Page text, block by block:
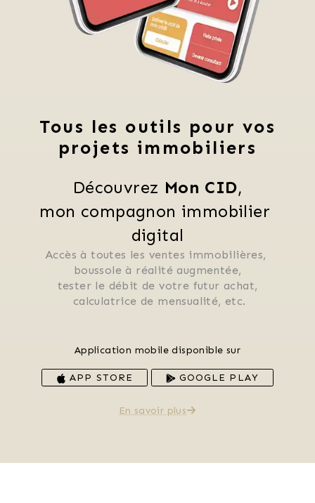
Tous les outils pour vos
projets immobiliers
Découvrez Mon CID,
mon compagnon immobilier
digital
Accès à toutes les ventes immobilières,
boussole à réalité augmentée,
tester le débit de votre futur achat,
calculatrice de mensualité, etc.
Application mobile disponible sur
APP STORE GOOGLE PLAY
En savoir plus